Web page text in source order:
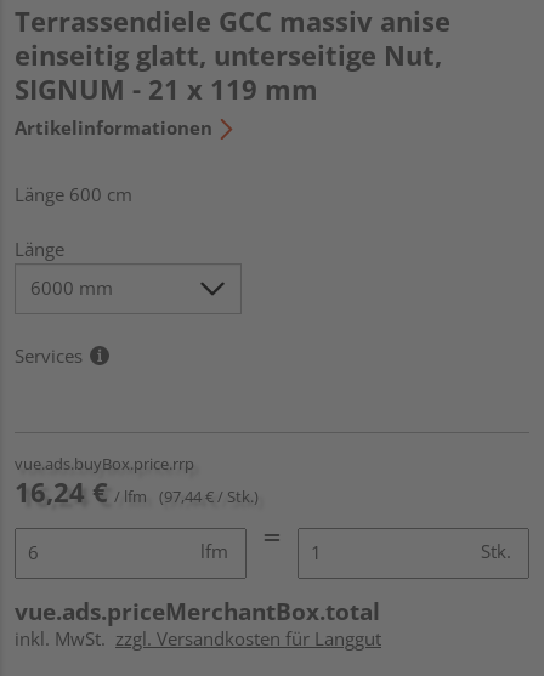
Terrassendiele GCC massiv anise
einseitig glatt, unterseitige Nut,
SIGNUM - 21 x 119 mm
Artikelinformationen
Länge 600 cm
Länge
Services
vue.ads.buyBox.price.rrp
16,24 € / lfm (97,44 € / Stk.)
lfm Stk.
vue.ads.priceMerchantBox.total
inkl. MwSt. zzgl. Versandkosten für Langgut